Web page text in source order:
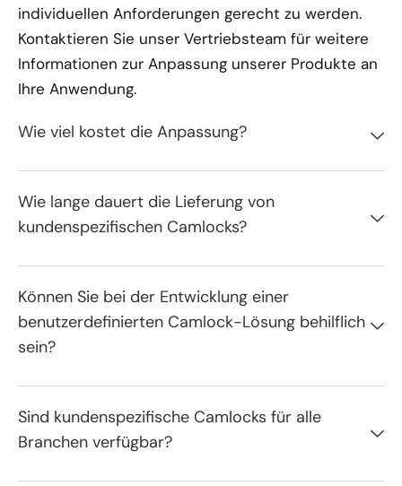
individuellen Anforderungen gerecht zu werden.
Kontaktieren Sie unser Vertriebsteam für weitere
Informationen zur Anpassung unserer Produkte an
Ihre Anwendung.
Wie viel kostet die Anpassung?
Wie lange dauert die Lieferung von
kundenspezifischen Camlocks?
Können Sie bei der Entwicklung einer
benutzerdefinierten Camlock-Lösung behilflich
sein?
Sind kundenspezifische Camlocks für alle
Branchen verfügbar?